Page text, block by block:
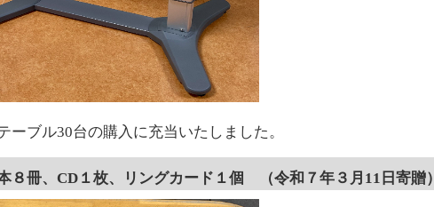
ーブル30台の購入に充当いたしました。
８冊、CD１枚、リングカード１個 （令和７年３月11日寄贈）